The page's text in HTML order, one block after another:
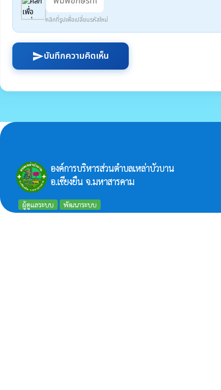
คลิกที่รูปเพื่อเปลี่ยนรหัสใหม่
sendบันทึกความคิดเห็น
องค์การบริหารส่วนตำบลเหล่าบัวบาน
อ.เชียงยืน จ.มหาสารคาม
ผู้ดูแลระบบ พัฒนาระบบ